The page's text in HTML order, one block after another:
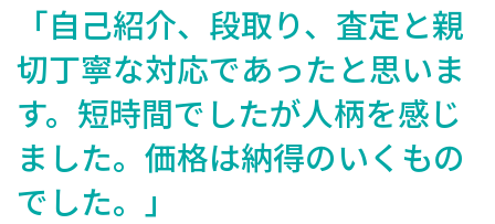
「自己紹介、段取り、査定と親
切丁寧な対応であったと思いま
す。短時間でしたが人柄を感じ
ました。価格は納得のいくもの
でした。」